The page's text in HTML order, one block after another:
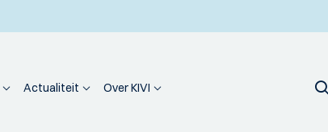
Actualiteit Over KIVI